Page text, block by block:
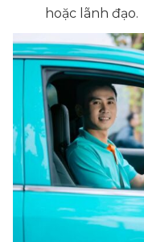
hoặc lãnh đạo.